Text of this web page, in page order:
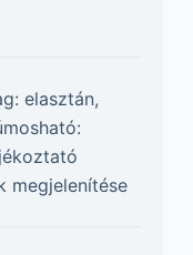
elasztán,
megjelenítése